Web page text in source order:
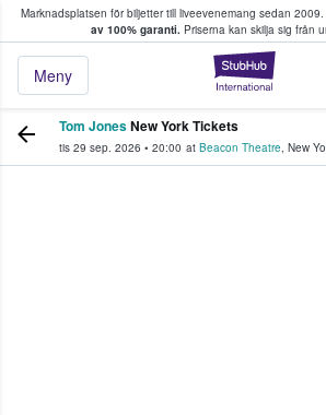
Marknadsplatsen för biljetter till liveevenemang sedan 2009.
av 100% garanti. Priserna kan skilja sig från
Meny
köper och säljer biljetter.
Tom JonesNew York Tickets
tis 29 sep. 2026 • 20:00 at Beacon Theatre, New